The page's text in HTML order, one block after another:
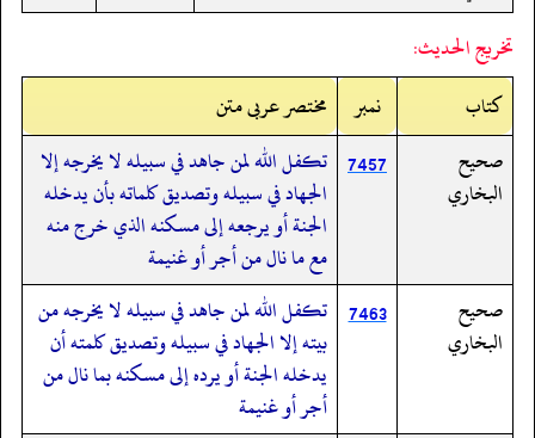
تخريج الحديث:
کتاب
نمبر
مختصر عربی متن
صحيح
البخاري
7457 تكفل الله لمن جاهد في سبيله لا يخرجه إلا
الجهاد في سبيله وتصديق كلماته بأن يدخله
الجنة أو يرجعه إلى مسكنه الذي خرج منه
مع ما نال من أجر أو غنيمة
صحيح
البخاري
7463 تكفل الله لمن جاهد في سبيله لا يخرجه من
بيته إلا الجهاد في سبيله وتصديق كلمته أن
يدخله الجنة أو يرده إلى مسكنه بما نال من
أجر أو غنيمة